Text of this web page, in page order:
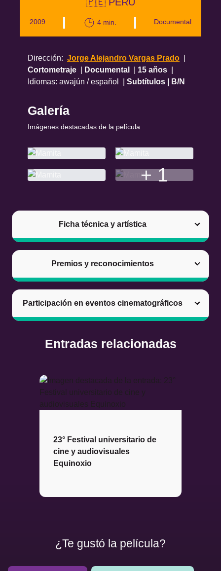
2009 4 min. Documental
Dirección: Jorge Alejandro Vargas Prado
Cortometraje
Documental 15 años
Idiomas: awajún / español
Subtítulos | B/N
Galería
Imágenes destacadas de la película
+ 1
Ficha técnica y artística
Premios y reconocimientos
Participación en eventos cinematográficos
Entradas relacionadas
23° Festival universitario de
cine y audiovisuales
Equinoxio
¿Te gustó la película?